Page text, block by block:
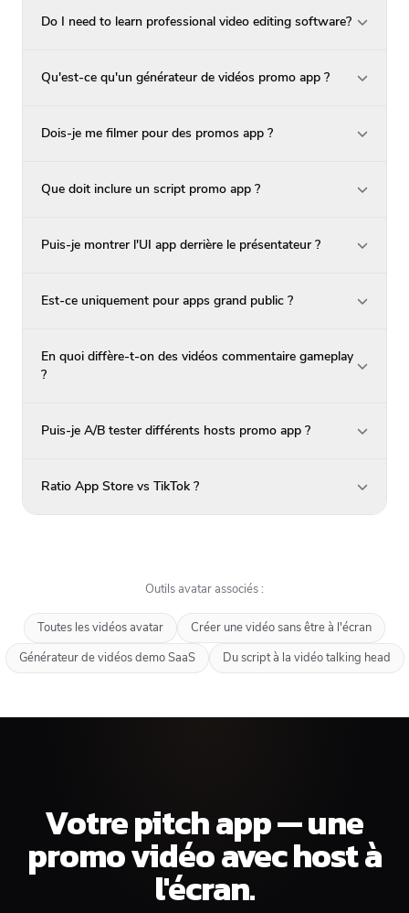
Do I need to learn professional video editing software?
Qu'est-ce qu'un générateur de vidéos promo app ?
Dois-je me filmer pour des promos app ?
Que doit inclure un script promo app ?
Puis-je montrer l'UI app derrière le présentateur ?
Est-ce uniquement pour apps grand public ?
En quoi diffère-t-on des vidéos commentaire gameplay
?
Puis-je A/B tester différents hosts promo app ?
Ratio App Store vs TikTok ?
Outils avatar associés :
Toutes les vidéos avatar
Créer une vidéo sans être à l'écran
Générateur de vidéos demo SaaS
Du script à la vidéo talking head
Votre pitch app — une
promo vidéo avec host à
l'écran.